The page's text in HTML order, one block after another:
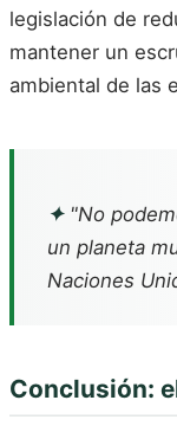
legislación de
mantener un
ambiental de las
✦"No
un planeta
Naciones
Conclusión: